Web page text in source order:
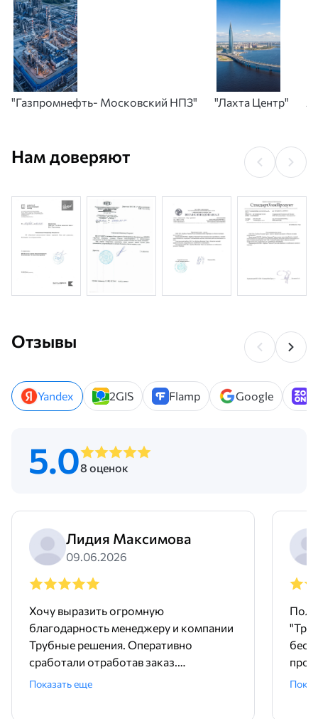
"Газпромнефть- Московский НПЗ" "Лахта Центр"
Нам доверяют
Отзывы
Yandex 2GIS Flamp Google
5.08 оценок
Лидия Максимова
09.06.2026
Хочу выразить огромную
благодарность менеджеру и компании
Трубные решения. Оперативно
сработали отработав заказ.
Доставили точно в срок и без
Показать еще